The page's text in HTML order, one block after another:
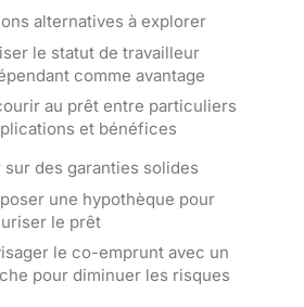
alternatives à explorer
le statut de travailleur
comme avantage
au prêt entre particuliers
et bénéfices
sur des garanties solides
une hypothèque pour
le prêt
le co-emprunt avec un
pour diminuer les risques